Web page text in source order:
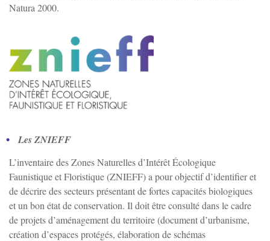
Natura 2000.
Les ZNIEFF
L’inventaire des Zones Naturelles d’Intérêt Écologique
Faunistique et Floristique (ZNIEFF) a pour objectif d’identifier et
de décrire des secteurs présentant de fortes capacités biologiques
et un bon état de conservation. Il doit être consulté dans le cadre
de projets d’aménagement du territoire (document d’urbanisme,
création d’espaces protégés, élaboration de schémas